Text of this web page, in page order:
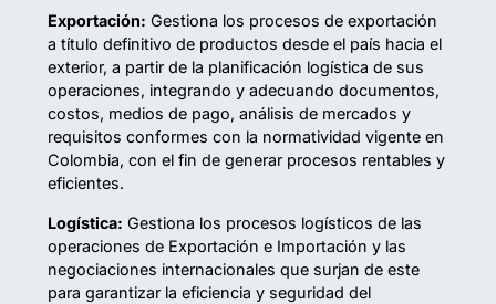
Exportación: Gestiona los procesos de exportación
a título definitivo de productos desde el país hacia el
exterior, a partir de la planificación logística de sus
operaciones, integrando y adecuando documentos,
costos, medios de pago, análisis de mercados y
requisitos conformes con la normatividad vigente en
Colombia, con el fin de generar procesos rentables y
eficientes.
Logística: Gestiona los procesos logísticos de las
operaciones de Exportación e Importación y las
negociaciones internacionales que surjan de este
para garantizar la eficiencia y seguridad del